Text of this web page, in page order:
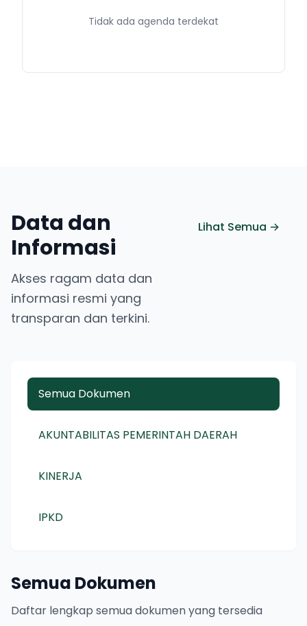
Tidak ada agenda terdekat
Data dan
Informasi
Akses ragam data dan
informasi resmi yang
transparan dan terkini.
Lihat Semua →
Semua Dokumen
AKUNTABILITAS PEMERINTAH DAERAH
KINERJA
IPKD
Semua Dokumen
Daftar lengkap semua dokumen yang tersedia